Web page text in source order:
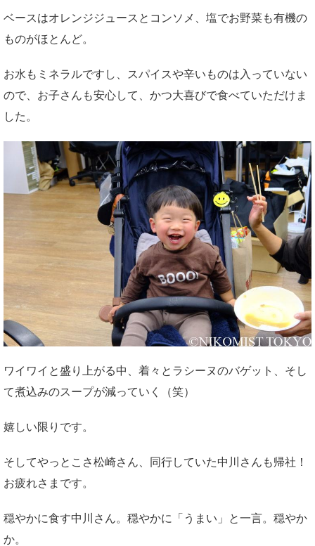
ベースはオレンジジュースとコンソメ、塩でお野菜も有機の
ものがほとんど。
お水もミネラルですし、スパイスや辛いものは入っていない
ので、お子さんも安心して、かつ大喜びで食べていただけま
した。
ワイワイと盛り上がる中、着々とラシーヌのバゲット、そし
て煮込みのスープが減っていく（笑）
嬉しい限りです。
そしてやっとこさ松崎さん、同行していた中川さんも帰社！
お疲れさまです。
穏やかに食す中川さん。穏やかに「うまい」と一言。穏やか
か。